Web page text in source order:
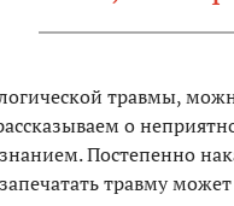
травмы,
о
Постепенно
травму